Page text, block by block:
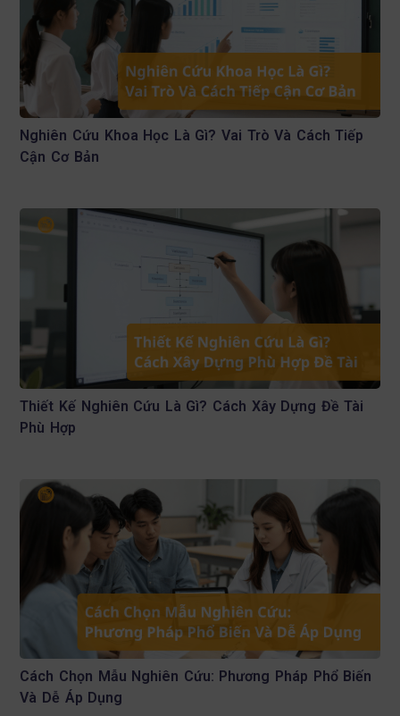
Nghiên Cứu Khoa Học Là Gì? Vai Trò Và Cách Tiếp
Cận Cơ Bản
Thiết Kế Nghiên Cứu Là Gì? Cách Xây Dựng Đề Tài
Phù Hợp
Cách Chọn Mẫu Nghiên Cứu: Phương Pháp Phổ Biến
Và Dễ Áp Dụng